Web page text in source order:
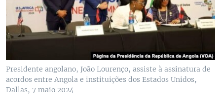
Presidente angolano, João Lourenço, assiste à assinatura de
acordos entre Angola e instituições dos Estados Unidos,
Dallas, 7 maio 2024